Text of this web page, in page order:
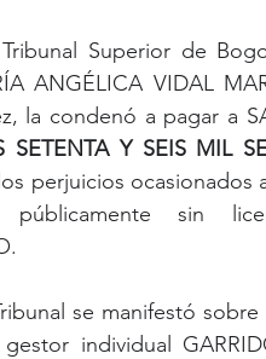
Superior de
ANGÉLICA VIDAL
la condenó a pagar a
SETENTA Y SEIS MIL
perjuicios ocasionados
públicamente sin
se manifestó
individual